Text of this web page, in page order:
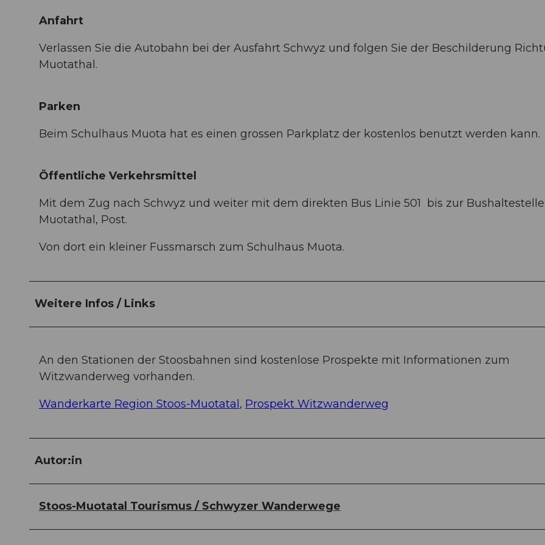
Anfahrt
Verlassen Sie die Autobahn bei der Ausfahrt Schwyz und folgen Sie der Beschilderung
Muotathal.
Parken
Beim Schulhaus Muota hat es einen grossen Parkplatz der kostenlos benutzt werden kann.
Öffentliche Verkehrsmittel
Mit dem Zug nach Schwyz und weiter mit dem direkten Bus Linie 501 bis zur Bushaltestelle
Muotathal, Post.
Von dort ein kleiner Fussmarsch zum Schulhaus Muota.
Weitere Infos / Links
An den Stationen der Stoosbahnen sind kostenlose Prospekte mit Informationen zum
Witzwanderweg vorhanden.
Wanderkarte Region Stoos-Muotatal , Prospekt Witzwanderweg
Autor:in
Stoos-Muotatal Tourismus / Schwyzer Wanderwege